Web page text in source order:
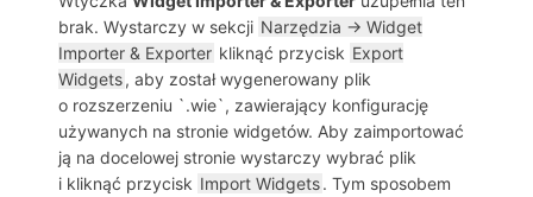
brak. Wystarczy w sekcji Narzędzia → Widget
Importer & Exporter kliknąć przycisk Export
Widgets, aby został wygenerowany plik
o rozszerzeniu `.wie`, zawierający konfigurację
używanych na stronie widgetów. Aby zaimportować
ją na docelowej stronie wystarczy wybrać plik
i kliknąć przycisk Import Widgets. Tym sposobem